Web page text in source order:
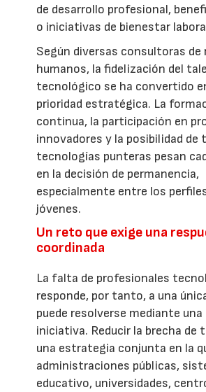
de desarrollo profesional,
o iniciativas de bienestar
Según diversas consultoras de
humanos, la fidelización del
tecnológico se ha convertido
prioridad estratégica. La
continua, la participación en
innovadores y la posibilidad de
tecnologías punteras pesan
en la decisión de permanencia,
especialmente entre los
jóvenes.
Un reto que exige una
coordinada
La falta de profesionales
responde, por tanto, a una
puede resolverse mediante una
iniciativa. Reducir la brecha de
una estrategia conjunta en la
administraciones públicas,
educativo, universidades,